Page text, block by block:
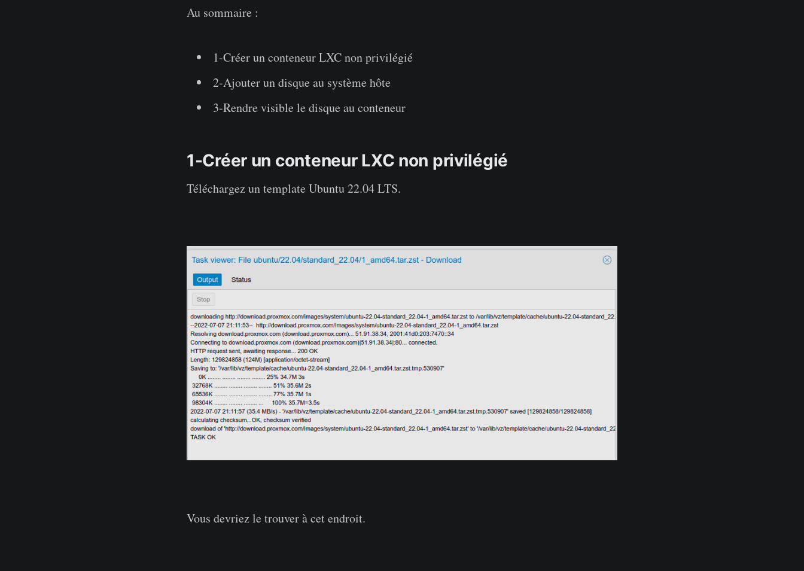
Au sommaire :
1-Créer un conteneur LXC non privilégié
2-Ajouter un disque au système hôte
3-Rendre visible le disque au conteneur
1-Créer un conteneur LXC non privilégié
Téléchargez un template Ubuntu 22.04 LTS.
Vous devriez le trouver à cet endroit.